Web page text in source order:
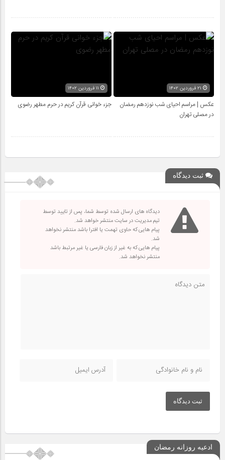
عکس | مراسم احیای شب نوزدهم رمضان
در مصلی تهران
جزء خوانی قرآن کریم در حرم مطهر رضوی
ثبت دیدگاه
دیدگاه های ارسال شده توسط شما، پس از تایید توسط
تیم مدیریت در سایت منتشر خواهد شد.
پیام هایی که حاوی تهمت یا افترا باشد منتشر نخواهد
شد.
پیام هایی که به غیر از زبان فارسی یا غیر مرتبط باشد
منتشر نخواهد شد.
ثبت دیدگاه
ادعیه روزانه رمضان